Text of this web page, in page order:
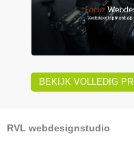
BEKIJK VOLLEDIG
RVL webdesignstudio